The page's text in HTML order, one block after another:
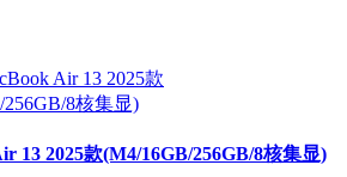
13 2025款(M4/16GB/256GB/8核集显)